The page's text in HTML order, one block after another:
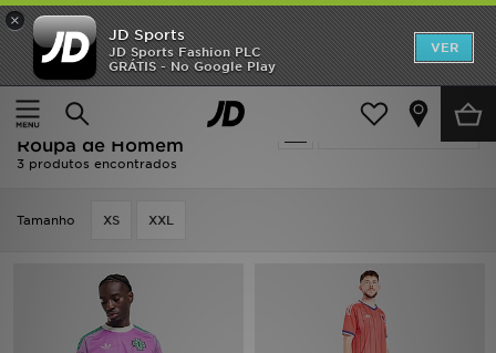
×
JD Sports
JD Sports Fashion PLC
GRÁTIS - No Google Play
VER
Página principal
Homem Roupa de Homem
Actualizar a pesquisa
Homem - Roxo Adidas
Roupa de Homem
3 produtos encontrados
Tamanho XS XXL
INÍCIO
Promoções
NOVIDADES